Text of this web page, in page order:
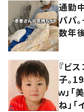
通勤
パパ
数年
『ビ
子。
ｗ」
ね」「